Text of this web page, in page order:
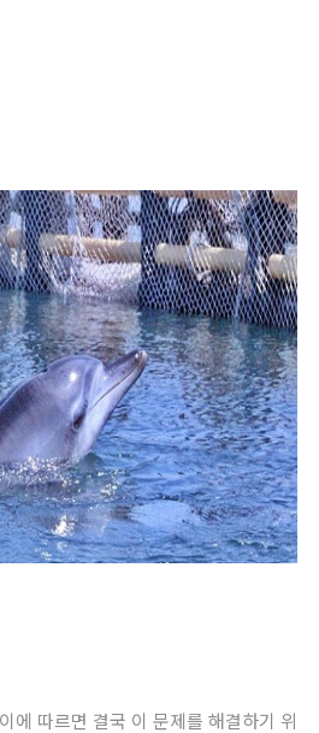
에 따르면 결국 이 문제를 해결하기 위